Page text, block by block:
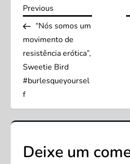
N
a
v
e
g
a
ç
Previous
Post
Previous
“Nós somos um
movimento de
resistência erótica”,
Sweetie Bird
#burlesqueyoursel
f
Deixe um